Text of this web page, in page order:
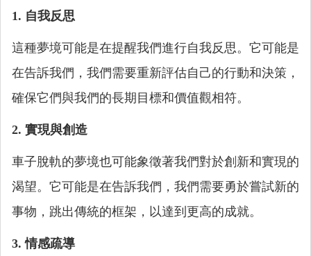
1. 自我反思
這種夢境可能是在提醒我們進行自我反思。它可能是
在告訴我們，我們需要重新評估自己的行動和決策，
確保它們與我們的長期目標和價值觀相符。
2. 實現與創造
車子脫軌的夢境也可能象徵著我們對於創新和實現的
渴望。它可能是在告訴我們，我們需要勇於嘗試新的
事物，跳出傳統的框架，以達到更高的成就。
3. 情感疏導